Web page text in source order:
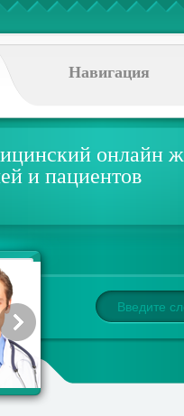
Навигация
онлайн
и пациентов